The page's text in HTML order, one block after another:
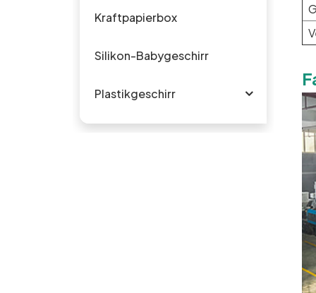
Kraftpapierbox
Silikon-Babygeschirr
Plastikgeschirr